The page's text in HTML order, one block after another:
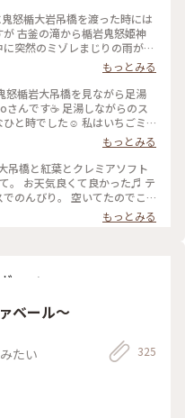
怒楯大岩吊橋を渡った時には
古釜の滝から楯岩鬼怒姫神
突然のミゾレまじりの雨が😫
あるあし湯カフェで雨宿りで
ンシャイン鬼怒川さんのカフェ
ができました🙆‍♀️ 注文する時
がたいことにタオルも貸して
と気温が寒かったのであった
んですが あし湯に浸かりな
サイダーのいちごにしてみま
の味ではなくちゃんと果汁
かったです😋 おまけの4枚目
ルサンシャイン鬼怒川さんの
ロクマさんがいらっしゃいま
いのマークもイチゴちゃんで
もっとみる
んです☕️ 足湯しながらのス
と時でした☺️ 私はいちごミ
た！ 冷たかったけれど、足湯
です😊 母はアイスやゼリー
ブランを頼みました！ コー
ったです。 高い所が苦手で、
のでカフェからの素敵な眺め
時は熱めかな？と思ったけれ
いつい長居をしてしまいまし
秋日和 #私のことりっぷ #吊橋
もっとみる
吊橋と紅葉とクレミアソフト
。 お天気良くて良かった♬ テ
のんびり。 空いてたのでこ
ワイの炭酸氷（コオリなん
るようでした💙 #足湯カフェ
もっとみる
ベール～
たい 325